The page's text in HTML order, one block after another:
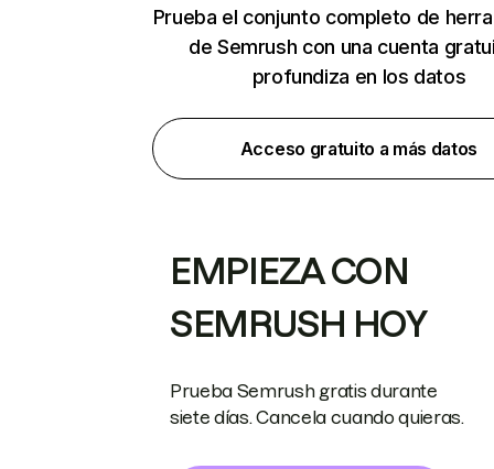
Prueba el conjunto completo de
de Semrush con una cuenta
profundiza en los datos
Acceso gratuito a más datos
EMPIEZA CON
SEMRUSH HOY
Prueba Semrush gratis durante
siete días. Cancela cuando quieras.